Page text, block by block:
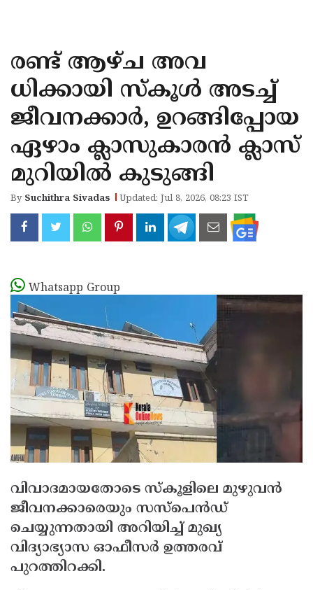
KANNUR
KASARAGOD
രണ്ട് ആഴ്ച അവ
ധിക്കായി സ്‌കൂള്‍ അടച്ച്
ജീവനക്കാര്‍, ഉറങ്ങിപ്പോയ
ഏഴാം ക്ലാസുകാരന്‍ ക്ലാസ്
മുറിയില്‍ കുടുങ്ങി
By Suchithra Sivadas Updated: Jul 8, 2026, 08:23 IST
Whatsapp Group
വിവാദമായതോടെ സ്‌കൂളിലെ മുഴുവന്‍
ജീവനക്കാരെയും സസ്പെന്‍ഡ്
ചെയ്യുന്നതായി അറിയിച്ച് മുഖ്യ
വിദ്യാഭ്യാസ ഓഫീസര്‍ ഉത്തരവ്
പുറത്തിറക്കി.